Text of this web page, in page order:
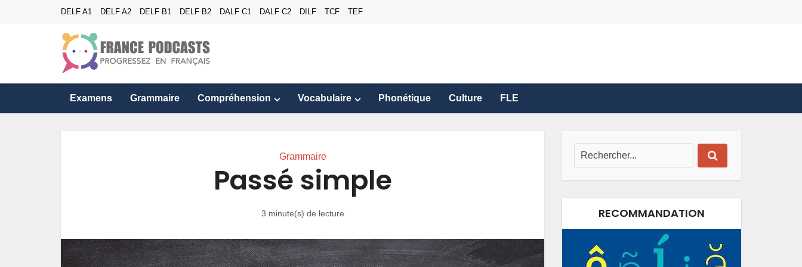
DELF A1 DELF A2 DELF B1 DELF B2 DALF C1 DALF C2 DILF TCF TEF
Examens Grammaire Compréhension Vocabulaire Phonétique Culture FLE
Grammaire
Passé simple
3 minute(s) de lecture RECOMMANDATION